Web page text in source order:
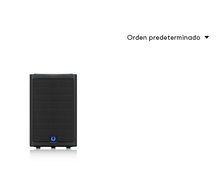
Orden predeterminado